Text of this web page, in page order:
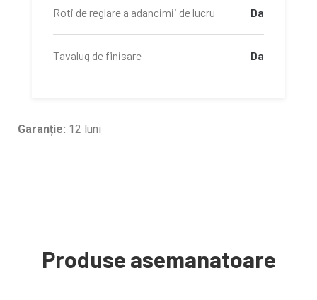
Roti de reglare a adancimii de lucru Da
Tavalug de finisare Da
Garanție: 12 luni
Produse asemanatoare